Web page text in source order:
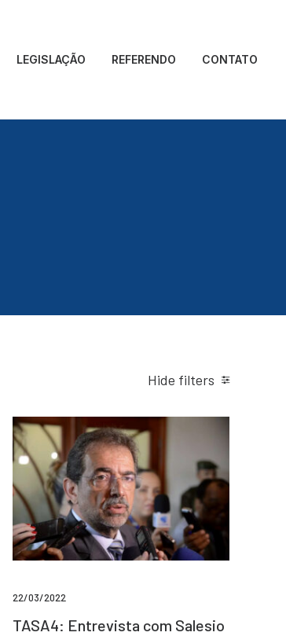
LEGISLAÇÃO REFERENDO CONTATO
Hide filters
22/03/2022
TASA4: Entrevista com Salesio